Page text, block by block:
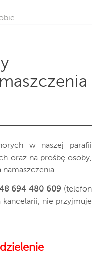
w naszej parafii
oraz na prośbę osoby,
694 480 609 (telefon
nie przyjmuje